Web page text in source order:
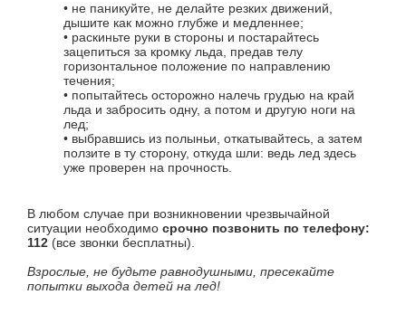
• не паникуйте, не делайте резких движений,
дышите как можно глубже и медленнее;
• раскиньте руки в стороны и постарайтесь
зацепиться за кромку льда, предав телу
горизонтальное положение по направлению
течения;
• попытайтесь осторожно налечь грудью на край
льда и забросить одну, а потом и другую ноги на
лед;
• выбравшись из полыньи, откатывайтесь, а затем
ползите в ту сторону, откуда шли: ведь лед здесь
уже проверен на прочность.
В любом случае при возникновении чрезвычайной
ситуации необходимо срочно позвонить по телефону:
112 (все звонки бесплатны).
Взрослые, не будьте равнодушными, пресекайте
попытки выхода детей на лед!